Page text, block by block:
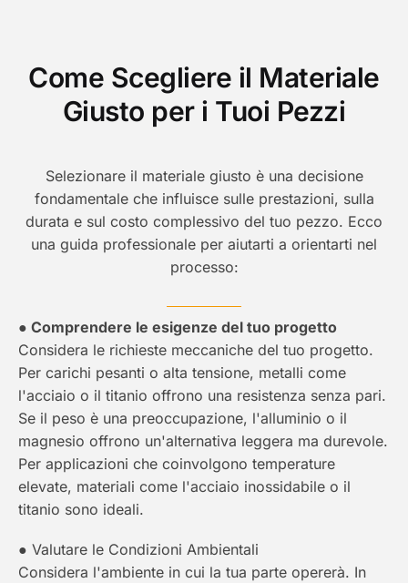
Come Scegliere il Materiale
Giusto per i Tuoi Pezzi
Selezionare il materiale giusto è una decisione
fondamentale che influisce sulle prestazioni, sulla
durata e sul costo complessivo del tuo pezzo. Ecco
una guida professionale per aiutarti a orientarti nel
processo:
● Comprendere le esigenze del tuo progetto
Considera le richieste meccaniche del tuo progetto.
Per carichi pesanti o alta tensione, metalli come
l'acciaio o il titanio offrono una resistenza senza pari.
Se il peso è una preoccupazione, l'alluminio o il
magnesio offrono un'alternativa leggera ma durevole.
Per applicazioni che coinvolgono temperature
elevate, materiali come l'acciaio inossidabile o il
titanio sono ideali.
● Valutare le Condizioni Ambientali
Considera l'ambiente in cui la tua parte opererà. In